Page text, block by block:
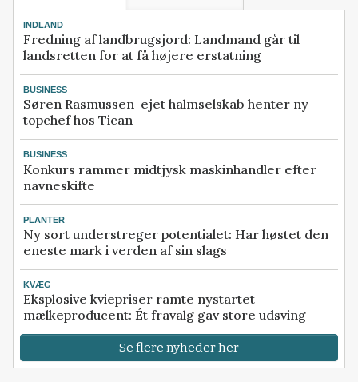
INDLAND
Fredning af landbrugsjord: Landmand går til
landsretten for at få højere erstatning
BUSINESS
Søren Rasmussen-ejet halmselskab henter ny
topchef hos Tican
BUSINESS
Konkurs rammer midtjysk maskinhandler efter
navneskifte
PLANTER
Ny sort understreger potentialet: Har høstet den
eneste mark i verden af sin slags
KVÆG
Eksplosive kviepriser ramte nystartet
mælkeproducent: Ét fravalg gav store udsving
Se flere nyheder her